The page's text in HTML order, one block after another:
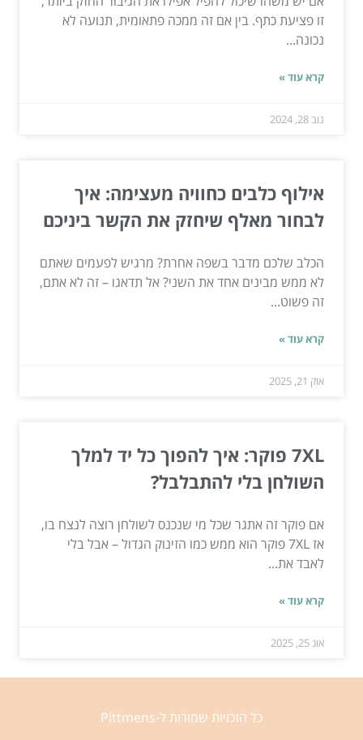
זו פציעת כתף. בין אם זה ממכה פתאומית, תנועה לא
נכונה...
קרא עוד »
נוב 28, 2024
אילוף כלבים כחוויה מעצימה: איך
לבחור מאלף שיחזק את הקשר ביניכם
הכלב שלכם מדבר בשפה אחרת? מרגיש לפעמים שאתם
לא ממש מבינים אחד את השני? אל תדאגו – זה לא אתם,
זה פשוט...
קרא עוד »
אוק 21, 2025
7XL פוקר: איך להפוך כל יד למלך
השולחן בלי להתבלבל?
אם פוקר זה אתגר שכל מי שנכנס לשולחן רוצה לנצח בו,
אז 7XL פוקר הוא ממש כמו הזינוק הגדול – אבל בלי
לאבד את...
קרא עוד »
אוג 25, 2025
כל הזכויות שמורות ל-Pittmens